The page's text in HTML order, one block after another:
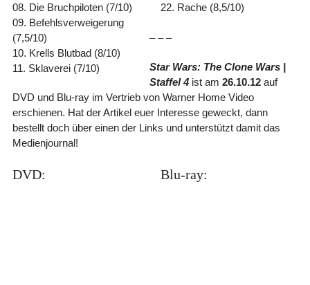
08. Die Bruchpiloten (7/10)
09. Befehlsverweigerung
(7,5/10)
10. Krells Blutbad (8/10)
11. Sklaverei (7/10)
22. Rache (8,5/10)
– – –
Star Wars: The Clone Wars |
Staffel 4ist am 26.10.12auf
DVD und Blu-ray im Vertrieb von Warner Home Video
erschienen. Hat der Artikel euer Interesse geweckt, dann
bestellt doch über einen der Links und unterstützt damit das
Medienjournal!
DVD: Blu-ray: